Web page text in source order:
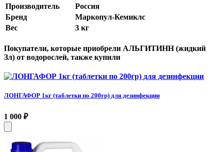
Производитель
Россия
Бренд
Маркопул-Кемиклс
Вес
3 кг
Покупатели, которые приобрели АЛЬГИТИНН (жидкий
Зл) от водорослей, также купили
ЛОНГАФОР 1кг (таблетки по 200гр) для дезинфекции
1 000 ₽